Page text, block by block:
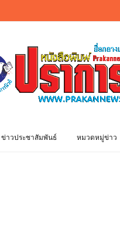
ข่าวประชาสัมพันธ์ หมวดหมู่ข่าว